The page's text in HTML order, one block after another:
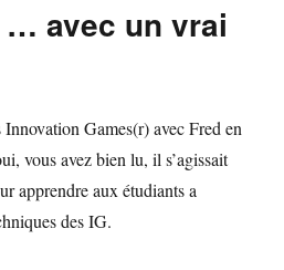
… avec un vrai
Games(r) avec Fred en
vous avez bien lu, il s’agissait
apprendre aux étudiants a
des IG.